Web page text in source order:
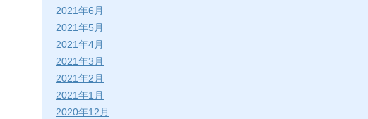
2021年6月
2021年5月
2021年4月
2021年3月
2021年2月
2021年1月
2020年12月